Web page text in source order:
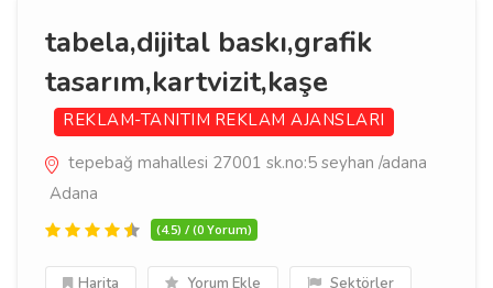
tabela,dijital baskı,grafik
tasarım,kartvizit,kaşe
REKLAM-TANITIM REKLAM AJANSLARI
tepebağ mahallesi 27001 sk.no:5 seyhan /adana
Adana
(4.5) / (0 Yorum)
Harita Yorum Ekle Sektörler